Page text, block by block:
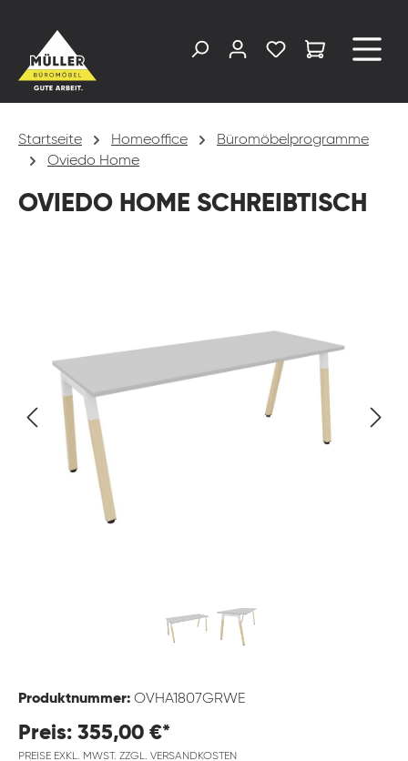
Startseite Homeoffice
Büromöbelprogramme
Oviedo Home
OVIEDO HOME SCHREIBTISCH
Produktnummer: OVHA1807GRWE
Preis: 355,00 €*
PREISE EXKL. MWST. ZZGL. VERSANDKOSTEN